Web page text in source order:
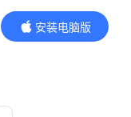
安装电脑版
内容更精彩